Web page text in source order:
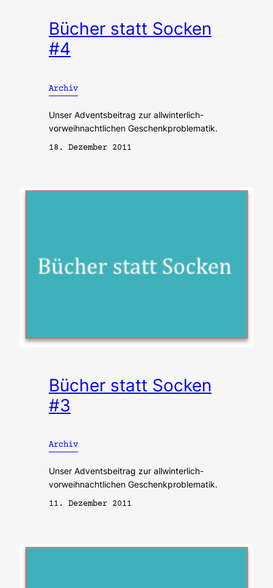
Bücher statt Socken
#4
Archiv
Unser Adventsbeitrag zur allwinterlich-
vorweihnachtlichen Geschenkproblematik.
18. Dezember 2011
Bücher statt Socken
#3
Archiv
Unser Adventsbeitrag zur allwinterlich-
vorweihnachtlichen Geschenkproblematik.
11. Dezember 2011